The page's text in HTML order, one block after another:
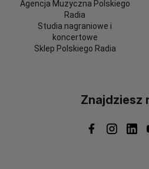
Agencja Muzyczna Polskiego
Radia
Studia nagraniowe i
koncertowe
Sklep Polskiego Radia
Znajdziesz